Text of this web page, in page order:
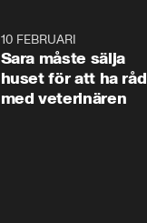
10 FEBRUARI
Sara måste sälja
huset för att ha råd
med veterinären